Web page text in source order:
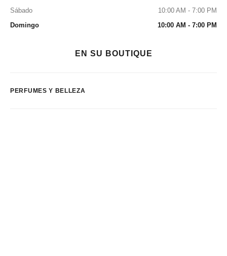
Sábado
10:00 AM - 7:00 PM
Domingo
10:00 AM - 7:00 PM
EN SU BOUTIQUE
PERFUMES Y BELLEZA